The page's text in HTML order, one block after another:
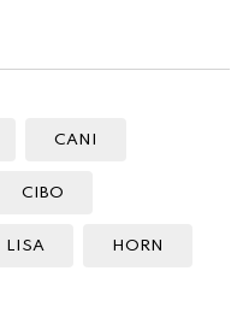
CANI
CIBO
LISA HORN